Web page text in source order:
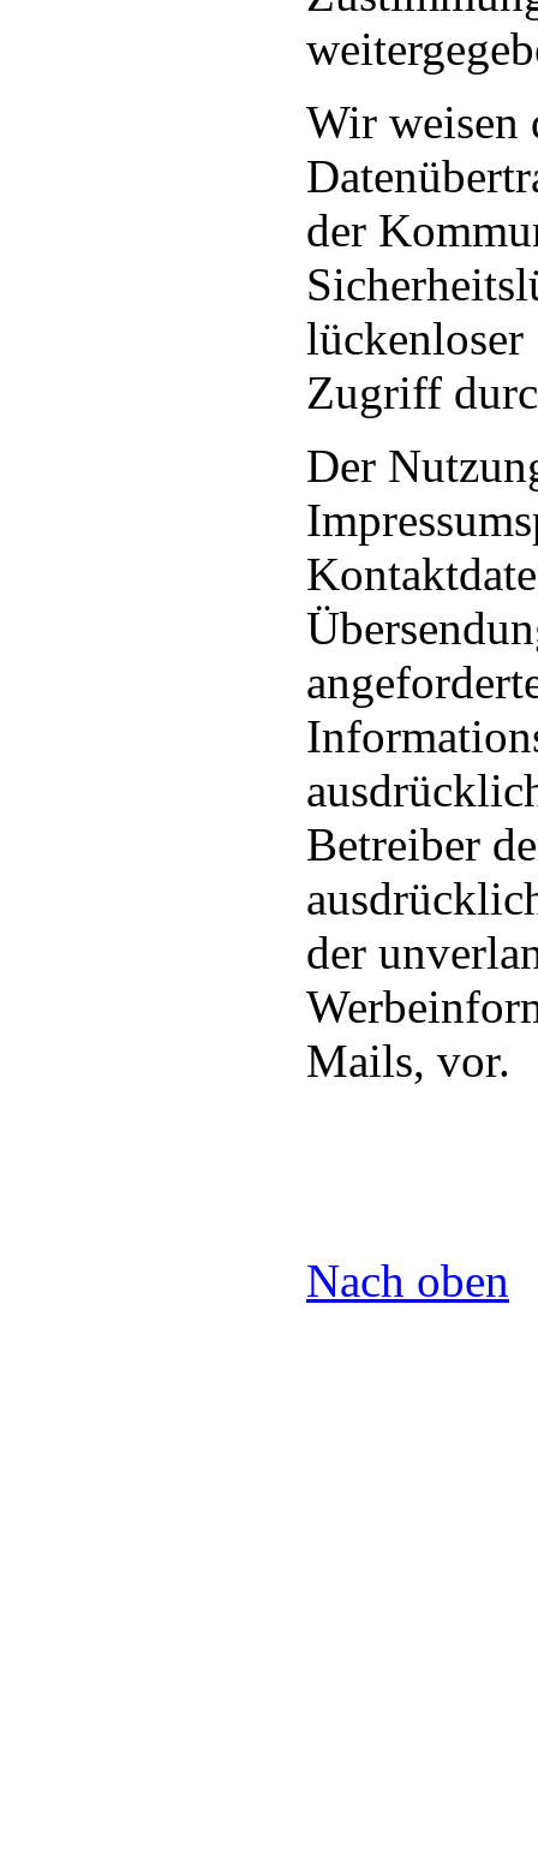
Wir weisen
der
lückenloser
Zugriff
Der
Betreiber
der
Mails, vor.
Nach oben